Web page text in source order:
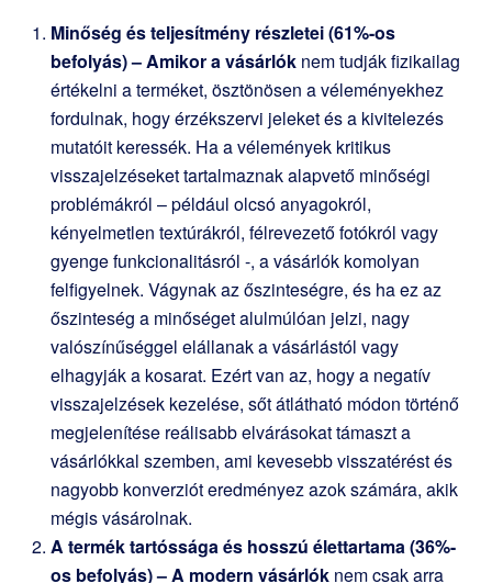
Minőség és teljesítmény részletei (61%-os
befolyás) – Amikor a vásárlók nem tudják fizikailag
értékelni a terméket, ösztönösen a véleményekhez
fordulnak, hogy érzékszervi jeleket és a kivitelezés
mutatóit keressék. Ha a vélemények kritikus
visszajelzéseket tartalmaznak alapvető minőségi
problémákról – például olcsó anyagokról,
kényelmetlen textúrákról, félrevezető fotókról vagy
gyenge funkcionalitásról -, a vásárlók komolyan
felfigyelnek. Vágynak az őszinteségre, és ha ez az
őszinteség a minőséget alulmúlóan jelzi, nagy
valószínűséggel elállanak a vásárlástól vagy
elhagyják a kosarat. Ezért van az, hogy a negatív
visszajelzések kezelése, sőt átlátható módon történő
megjelenítése reálisabb elvárásokat támaszt a
vásárlókkal szemben, ami kevesebb visszatérést és
nagyobb konverziót eredményez azok számára, akik
mégis vásárolnak.
A termék tartóssága és hosszú élettartama (36%-
os befolyás) – A modern vásárlók nem csak arra